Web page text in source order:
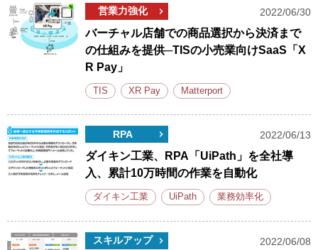
営業力強化 2022/06/30
バーチャル店舗での商品選択から決済まで
の仕組みを提供─TISの小売業向けSaaS「X
R Pay」
TIS XR Pay Matterport
RPA 2022/06/13
ダイキン工業、RPA「UiPath」を全社導
入、累計10万時間の作業を自動化
ダイキン工業 UiPath 業務効率化
スキルアップ 2022/06/08